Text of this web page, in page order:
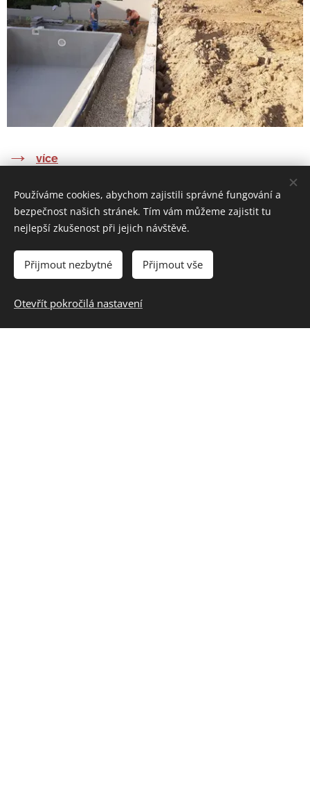
→ více
Rekonstrukce železniční tratě
Používáme cookies, abychom zajistili správné fungování a
bezpečnost našich stránek. Tím vám můžeme zajistit tu
nejlepší zkušenost při jejich návštěvě.
Přijmout nezbytné Přijmout vše
Otevřít pokročilá nastavení